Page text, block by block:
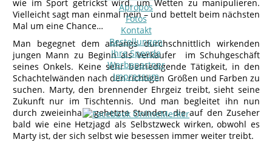
Apropos
Fotos
Kontakt
Bestellungen
Ihre Spende
Werbepartner
Impressum
wie im Sport getrickst wird, um Wetten zu manipulieren.
Vielleicht sagt man einmal nein – und bettelt beim nächsten
Mal um eine Chance…
Man begegnet dem anfangs durchschnittlich wirkenden
jungen Mann zu Beginn als Verkäufer im Schuhgeschäft
seines Onkels. Keine sehr befriedigende Tätigkeit, in den
Schachtelwänden nach den richtigen Größen und Farben zu
suchen. Marty, den brennender Ehrgeiz treibt, sieht seine
Zukunft nur im Tischtennis. Und man begleitet ihn nun
durch zweieinhalb gehetzte Stunden, die auf den Zuseher
bald wie eine Hetzjagd als Selbstzweck wirken, obwohl es
Marty ist, der sich selbst wie besessen immer weiter treibt.